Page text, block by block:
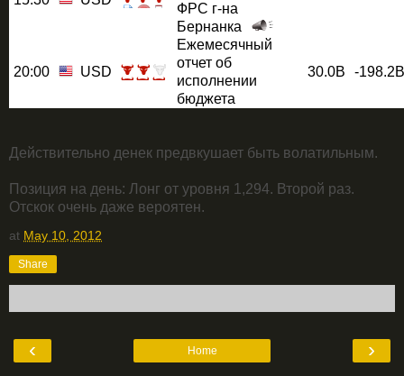
ФРС г-на
Бернанка
20:00 USD
Ежемесячный
отчет об
исполнении
бюджета
30.0B -198.2B
Действительно денек предвкушает быть волатильным.
Позиция на день: Лонг от уровня 1,294. Второй раз.
Отскок очень даже вероятен.
at May 10, 2012
Share
‹ ›
Home